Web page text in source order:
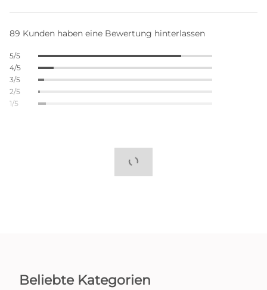
89 Kunden haben eine Bewertung hinterlassen
5/5
4/5
3/5
2/5
1/5
Beliebte Kategorien